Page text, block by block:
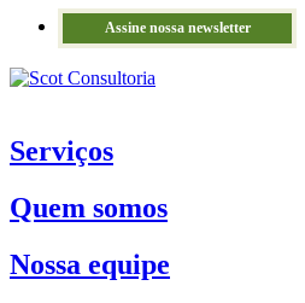
Assine nossa newsletter
Serviços
Quem somos
Nossa equipe